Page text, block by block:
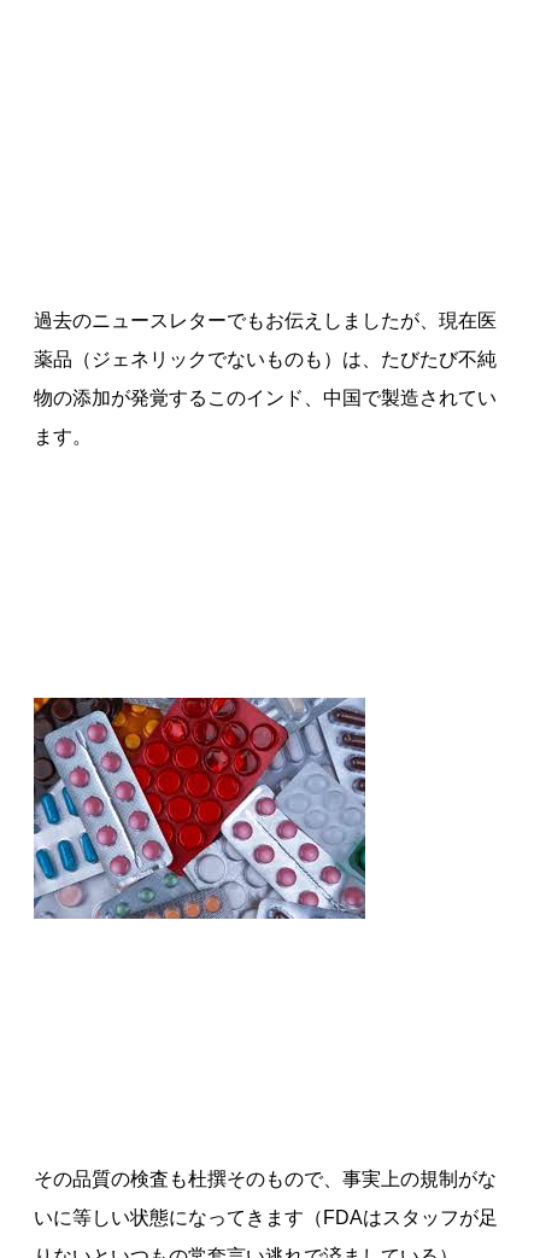
過去のニュースレターでもお伝えしましたが、現在医
薬品（ジェネリックでないものも）は、たびたび不純
物の添加が発覚するこのインド、中国で製造されてい
ます。
その品質の検査も杜撰そのもので、事実上の規制がな
いに等しい状態になってきます（FDAはスタッフが足